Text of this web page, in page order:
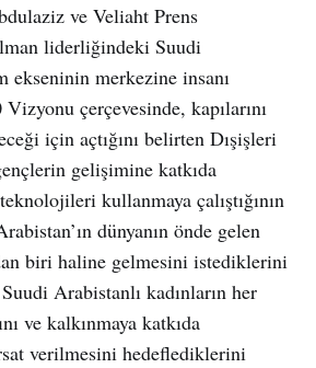
ve Veliaht Prens
liderliğindeki Suudi
ekseninin merkezine insanı
çerçevesinde, kapılarını
için açtığını belirten Dışişleri
gelişimine katkıda
kullanmaya çalıştığının
dünyanın önde gelen
biri haline gelmesini istediklerini
Arabistanlı kadınların her
ve kalkınmaya katkıda
verilmesini hedeflediklerini